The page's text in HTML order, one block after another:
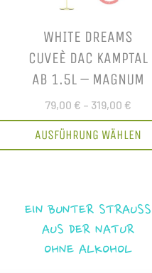
WHITE DREAMS
CUVEÈ DAC KAMPTAL
AB 1.5L – MAGNUM
79,00 € – 319,00 €
AUSFÜHRUNG WÄHLEN
EIN BUNTER STRAUSS
AUS DER NATUR
OHNE ALKOHOL